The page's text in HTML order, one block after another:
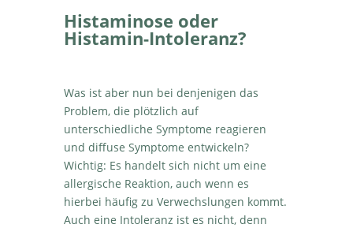
Histaminose oder
Histamin-Intoleranz?
Was ist aber nun bei denjenigen das
Problem, die plötzlich auf
unterschiedliche Symptome reagieren
und diffuse Symptome entwickeln?
Wichtig: Es handelt sich nicht um eine
allergische Reaktion, auch wenn es
hierbei häufig zu Verwechslungen kommt.
Auch eine Intoleranz ist es nicht, denn